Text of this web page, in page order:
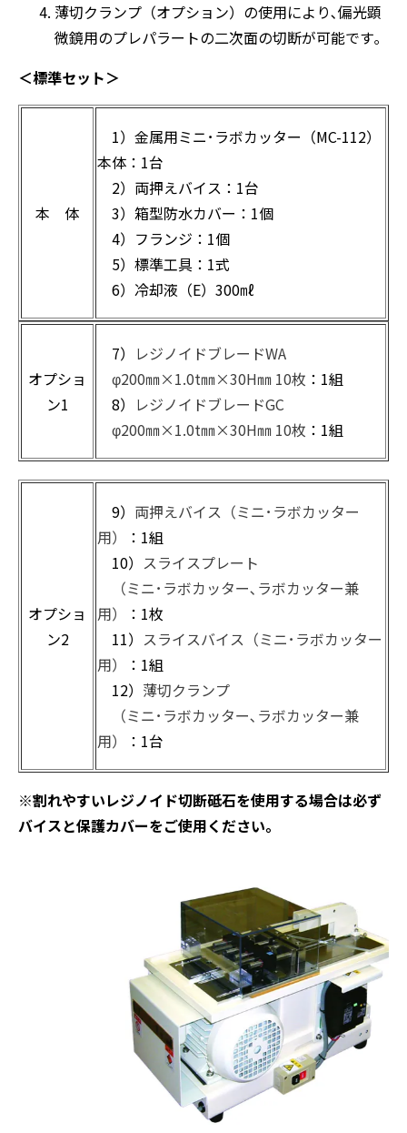
薄切クランプ（オプション）の使用により､偏光顕
微鏡用のプレパラートの二次面の切断が可能です｡
＜標準セット＞
本 体
1）金属用ミニ･ラボカッター（MC-112）
本体：1台
2）両押えバイス：1台
3）箱型防水カバー：1個
4）フランジ：1個
5）標準工具：1式
6）冷却液（E）300㎖
オプショ
ン1
7） レジノイドブレードWA
φ200㎜×1.0t㎜×30H㎜ 10枚 ：1組
8） レジノイドブレードGC
φ200㎜×1.0t㎜×30H㎜ 10枚 ：1組
オプショ
ン2
9） 両押えバイス（ミニ･ラボカッター
用）
：1組
10） スライスプレート
（ミニ･ラボカッター､ラボカッター兼
用）
：1枚
11） スライスバイス（ミニ･ラボカッター
用）
：1組
12） 薄切クランプ
（ミニ･ラボカッター､ラボカッター兼
用）
：1台
※割れやすいレジノイド切断砥石を使用する場合は必ず
バイスと保護カバーをご使用ください。